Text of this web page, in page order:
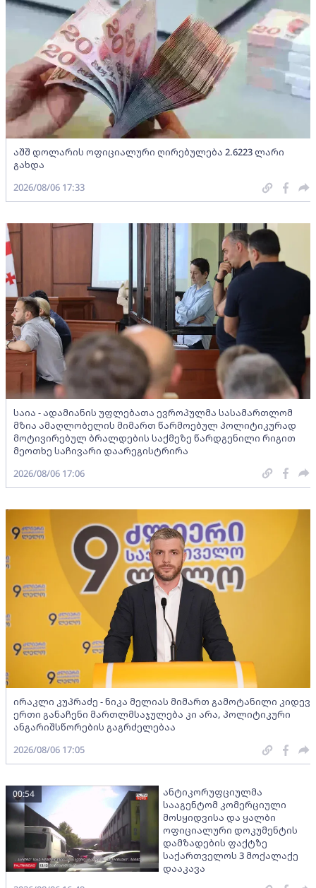
აშშ დოლარის ოფიციალური ღირებულება 2.6223 ლარი
გახდა
2026/08/06 17:33
საია - ადამიანის უფლებათა ევროპულმა სასამართლომ
მზია ამაღლობელის მიმართ წარმოებულ პოლიტიკურად
მოტივირებულ ბრალდების საქმეზე წარდგენილი რიგით
მეოთხე საჩივარი დაარეგისტრირა
2026/08/06 17:06
ირაკლი კუპრაძე - ნიკა მელიას მიმართ გამოტანილი კიდევ
ერთი განაჩენი მართლმსაჯულება კი არა, პოლიტიკური
ანგარიშსწორების გაგრძელებაა
2026/08/06 17:05
ანტიკორუფციულმა
სააგენტომ კომერციული
მოსყიდვისა და ყალბი
ოფიციალური დოკუმენტის
დამზადების ფაქტზე
საქართველოს 3 მოქალაქე
დააკავა
00:54